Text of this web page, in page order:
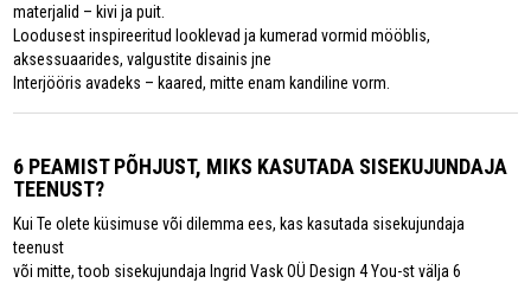
materjalid – kivi ja puit.
Loodusest inspireeritud looklevad ja kumerad vormid mööblis,
aksessuaarides, valgustite disainis jne
Interjööris avadeks – kaared, mitte enam kandiline vorm.
6 PEAMIST PÕHJUST, MIKS KASUTADA SISEKUJUNDAJA
TEENUST?
Kui Te olete küsimuse või dilemma ees, kas kasutada sisekujundaja
teenust
või mitte, toob sisekujundaja Ingrid Vask OÜ Design 4 You-st välja 6